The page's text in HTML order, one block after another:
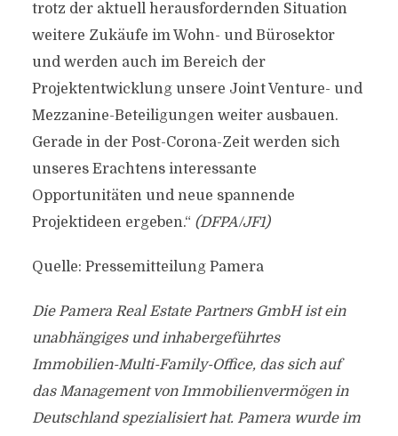
trotz der aktuell herausfordernden Situation
weitere Zukäufe im Wohn- und Bürosektor
und werden auch im Bereich der
Projektentwicklung unsere Joint Venture- und
Mezzanine-Beteiligungen weiter ausbauen.
Gerade in der Post-Corona-Zeit werden sich
unseres Erachtens interessante
Opportunitäten und neue spannende
Projektideen ergeben.“ (DFPA/JF1)
Quelle: Pressemitteilung Pamera
Die Pamera Real Estate Partners GmbH ist ein
unabhängiges und inhabergeführtes
Immobilien-Multi-Family-Office, das sich auf
das Management von Immobilienvermögen in
Deutschland spezialisiert hat. Pamera wurde im